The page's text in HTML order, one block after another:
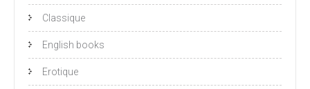
Classique
English books
Erotique